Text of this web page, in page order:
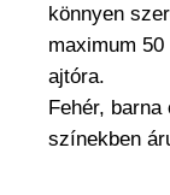
könnyen
maximum
ajtóra.
Fehér,
színekben